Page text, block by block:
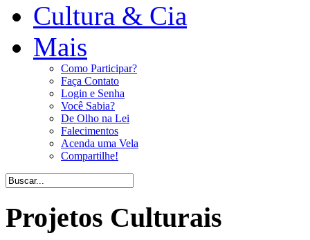
Cultura & Cia
Mais
Como Participar?
Faça Contato
Login e Senha
Você Sabia?
De Olho na Lei
Falecimentos
Acenda uma Vela
Compartilhe!
Projetos Culturais